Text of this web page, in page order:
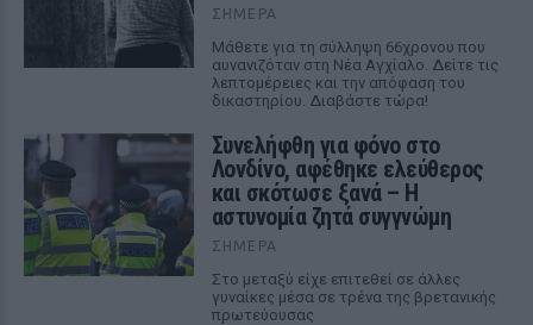
ΣΉΜΕΡΑ
Μάθετε για τη σύλληψη 66χρονου που
αυνανιζόταν στη Νέα Αγχίαλο. Δείτε τις
λεπτομέρειες και την απόφαση του
δικαστηρίου. Διαβάστε τώρα!
Συνελήφθη για φόνο στο
Λονδίνο, αφέθηκε ελεύθερος
και σκότωσε ξανά – Η
αστυνομία ζητά συγγνώμη
ΣΉΜΕΡΑ
Στο μεταξύ είχε επιτεθεί σε άλλες
γυναίκες μέσα σε τρένα της βρετανικής
πρωτεύουσας